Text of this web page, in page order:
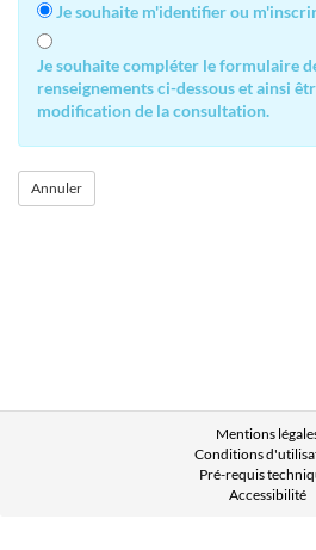
Je souhaite m'identifier ou
Je souhaite compléter le formulaire
renseignements ci-dessous et ainsi
modification de la consultation.
Mentions
Conditions
Pré-requis
Accessibilité